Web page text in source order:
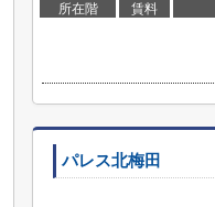
所在階 賃料
パレス北梅田